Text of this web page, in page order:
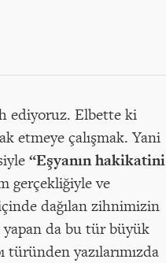
ediyoruz. Elbette ki
etmeye çalışmak. Yani
“Eşyanın hakikatini
gerçekliğiyle ve
dağılan zihnimizin
yapan da bu tür büyük
yazılarımızda